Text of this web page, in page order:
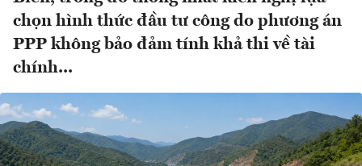
chọn hình thức đầu tư công do phương án
PPP không bảo đảm tính khả thi về tài
chính...